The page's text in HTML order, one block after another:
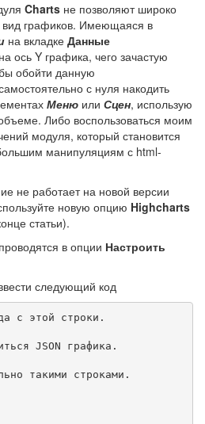
Charts не позволяют широко
вид графиков. Имеющаяся в
на вкладке Данные
ось Y графика, чего зачастую
обойти данную
с нуля накодить
Меню или Сцен, использую
Либо воспользоваться моим
модуля, который становится
манипуляциям с html-
не работает на новой версии
новую опцию Highcharts
статьи).
в опции Настроить
следующий код
с этой строки.
JSON графика.
такими строками.